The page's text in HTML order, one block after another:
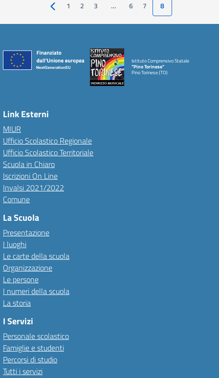
Pagina precedente
1 2 3 … 6 7 8
Istituto Comprensivo Statale
"Pino Torinese"
Pino Torinese (TO)
Link Esterni
MIUR
Ufficio Scolastico Regionale
Ufficio Scolastico Territoriale
Scuola in Chiaro
Iscrizioni On Line
Invalsi 2021/2022
Comune
La Scuola
Presentazione
I luoghi
Le carte della scuola
Organizzazione
Le persone
I numeri della scuola
La storia
I Servizi
Personale scolastico
Famiglie e studenti
Percorsi di studio
Tutti i servizi